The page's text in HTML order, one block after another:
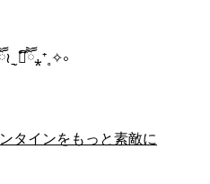
❝᷀ົཽ⁎⁺˳✧༚
タインをもっと素敵に